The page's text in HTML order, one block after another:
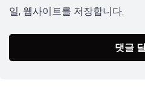
일, 웹사이트를 저장합니다.